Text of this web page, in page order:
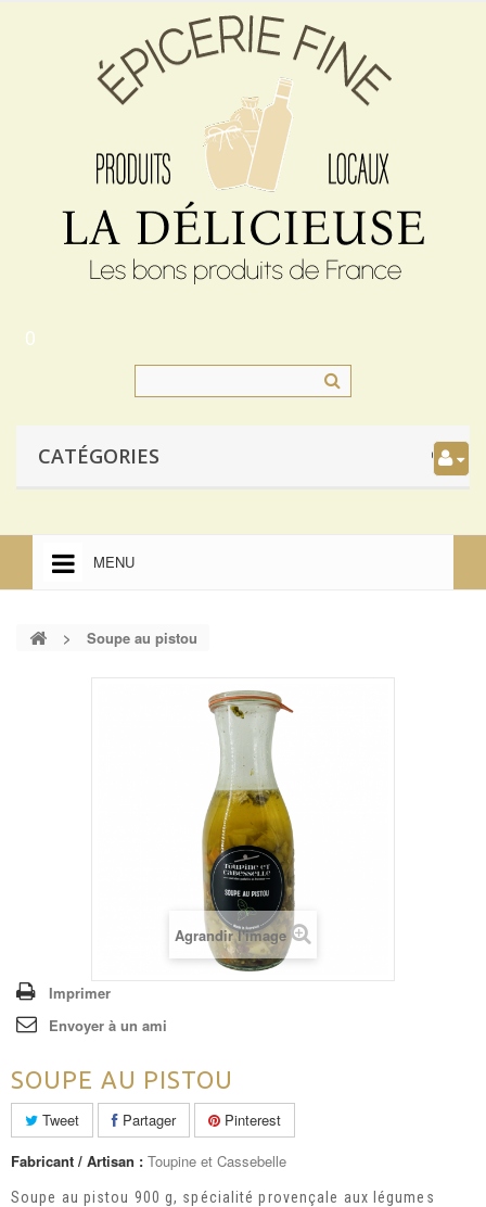
0
CATÉGORIES
MENU
ACCUEIL
> Soupe au pistou
Agrandir l'image
Imprimer
Envoyer à un ami
SOUPE AU PISTOU
Tweet Partager
Pinterest
Fabricant / Artisan : Toupine et Cassebelle
Soupe au pistou 900 g, spécialité provençale aux légumes